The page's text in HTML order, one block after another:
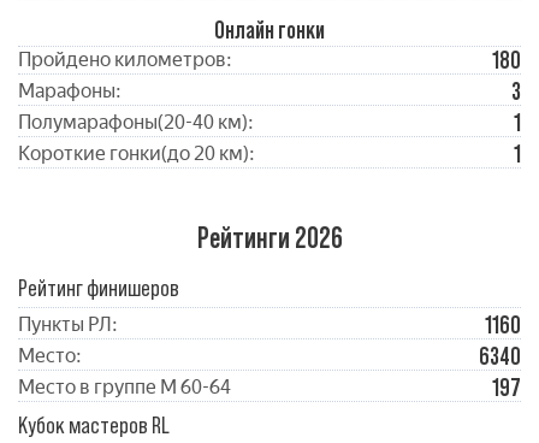
Онлайн гонки
Пройдено километров: 180
Марафоны: 3
Полумарафоны(20-40 км): 1
Короткие гонки(до 20 км): 1
Рейтинги 2026
Рейтинг финишеров
Пункты РЛ: 1160
Место: 6340
Место в группе М 60-64
197
Кубок мастеров RL